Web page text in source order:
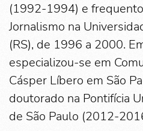
(1992-1994) e
Jornalismo na
(RS), de 1996 a 2000.
especializou-se em
Cásper Líbero em São
doutorado na Pontifícia
de São Paulo (2012-